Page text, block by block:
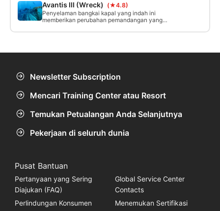
penyelaman.
Avantis III (Wreck)
(★4.8)
Penyelaman bangkai kapal yang indah ini
memberikan perubahan pemandangan yang
lain dunia bawah laut. Bangkai kapal ini adalah
Newsletter Subscription
Mencari Training Center atau Resort
Temukan Petualangan Anda Selanjutnya
Pekerjaan di seluruh dunia
Pusat Bantuan
Pertanyaan yang Sering
Diajukan (FAQ)
Global Service Center
Contacts
Perlindungan Konsumen
Menemukan Sertifikasi